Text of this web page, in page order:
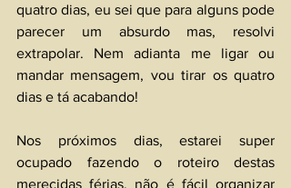
quatro dias, eu sei que para alguns pode
parecer um absurdo mas, resolvi
extrapolar. Nem adianta me ligar ou
mandar mensagem, vou tirar os quatro
dias e tá acabando!
Nos próximos dias, estarei super
ocupado fazendo o roteiro destas
merecidas férias, não é fácil organizar